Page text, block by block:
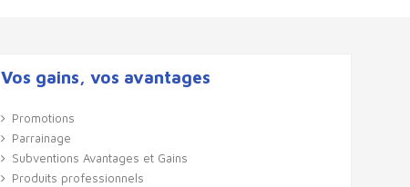
Vos gains, vos avantages
Promotions
Parrainage
Subventions Avantages et Gains
Produits professionnels